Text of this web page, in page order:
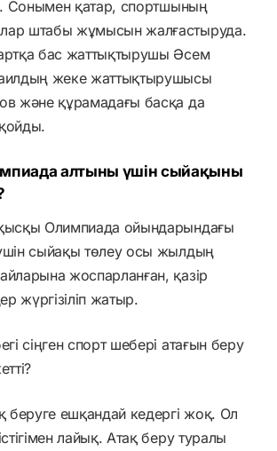
Сонымен қатар, спортшының
штабы жұмысын жалғастыруда.
бас жаттықтырушы Әсем
жеке жаттықтырушысы
және құрамадағы басқа да
алтыны үшін сыйақыны
Олимпиада ойындарындағы
сыйақы төлеу осы жылдың
жоспарланған, қазір
жүргізіліп жатыр.
сіңген спорт шебері атағын беру
беруге ешқандай кедергі жоқ. Ол
лайық. Атақ беру туралы